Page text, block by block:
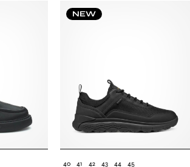
NEW
40 41 42 43 44 45